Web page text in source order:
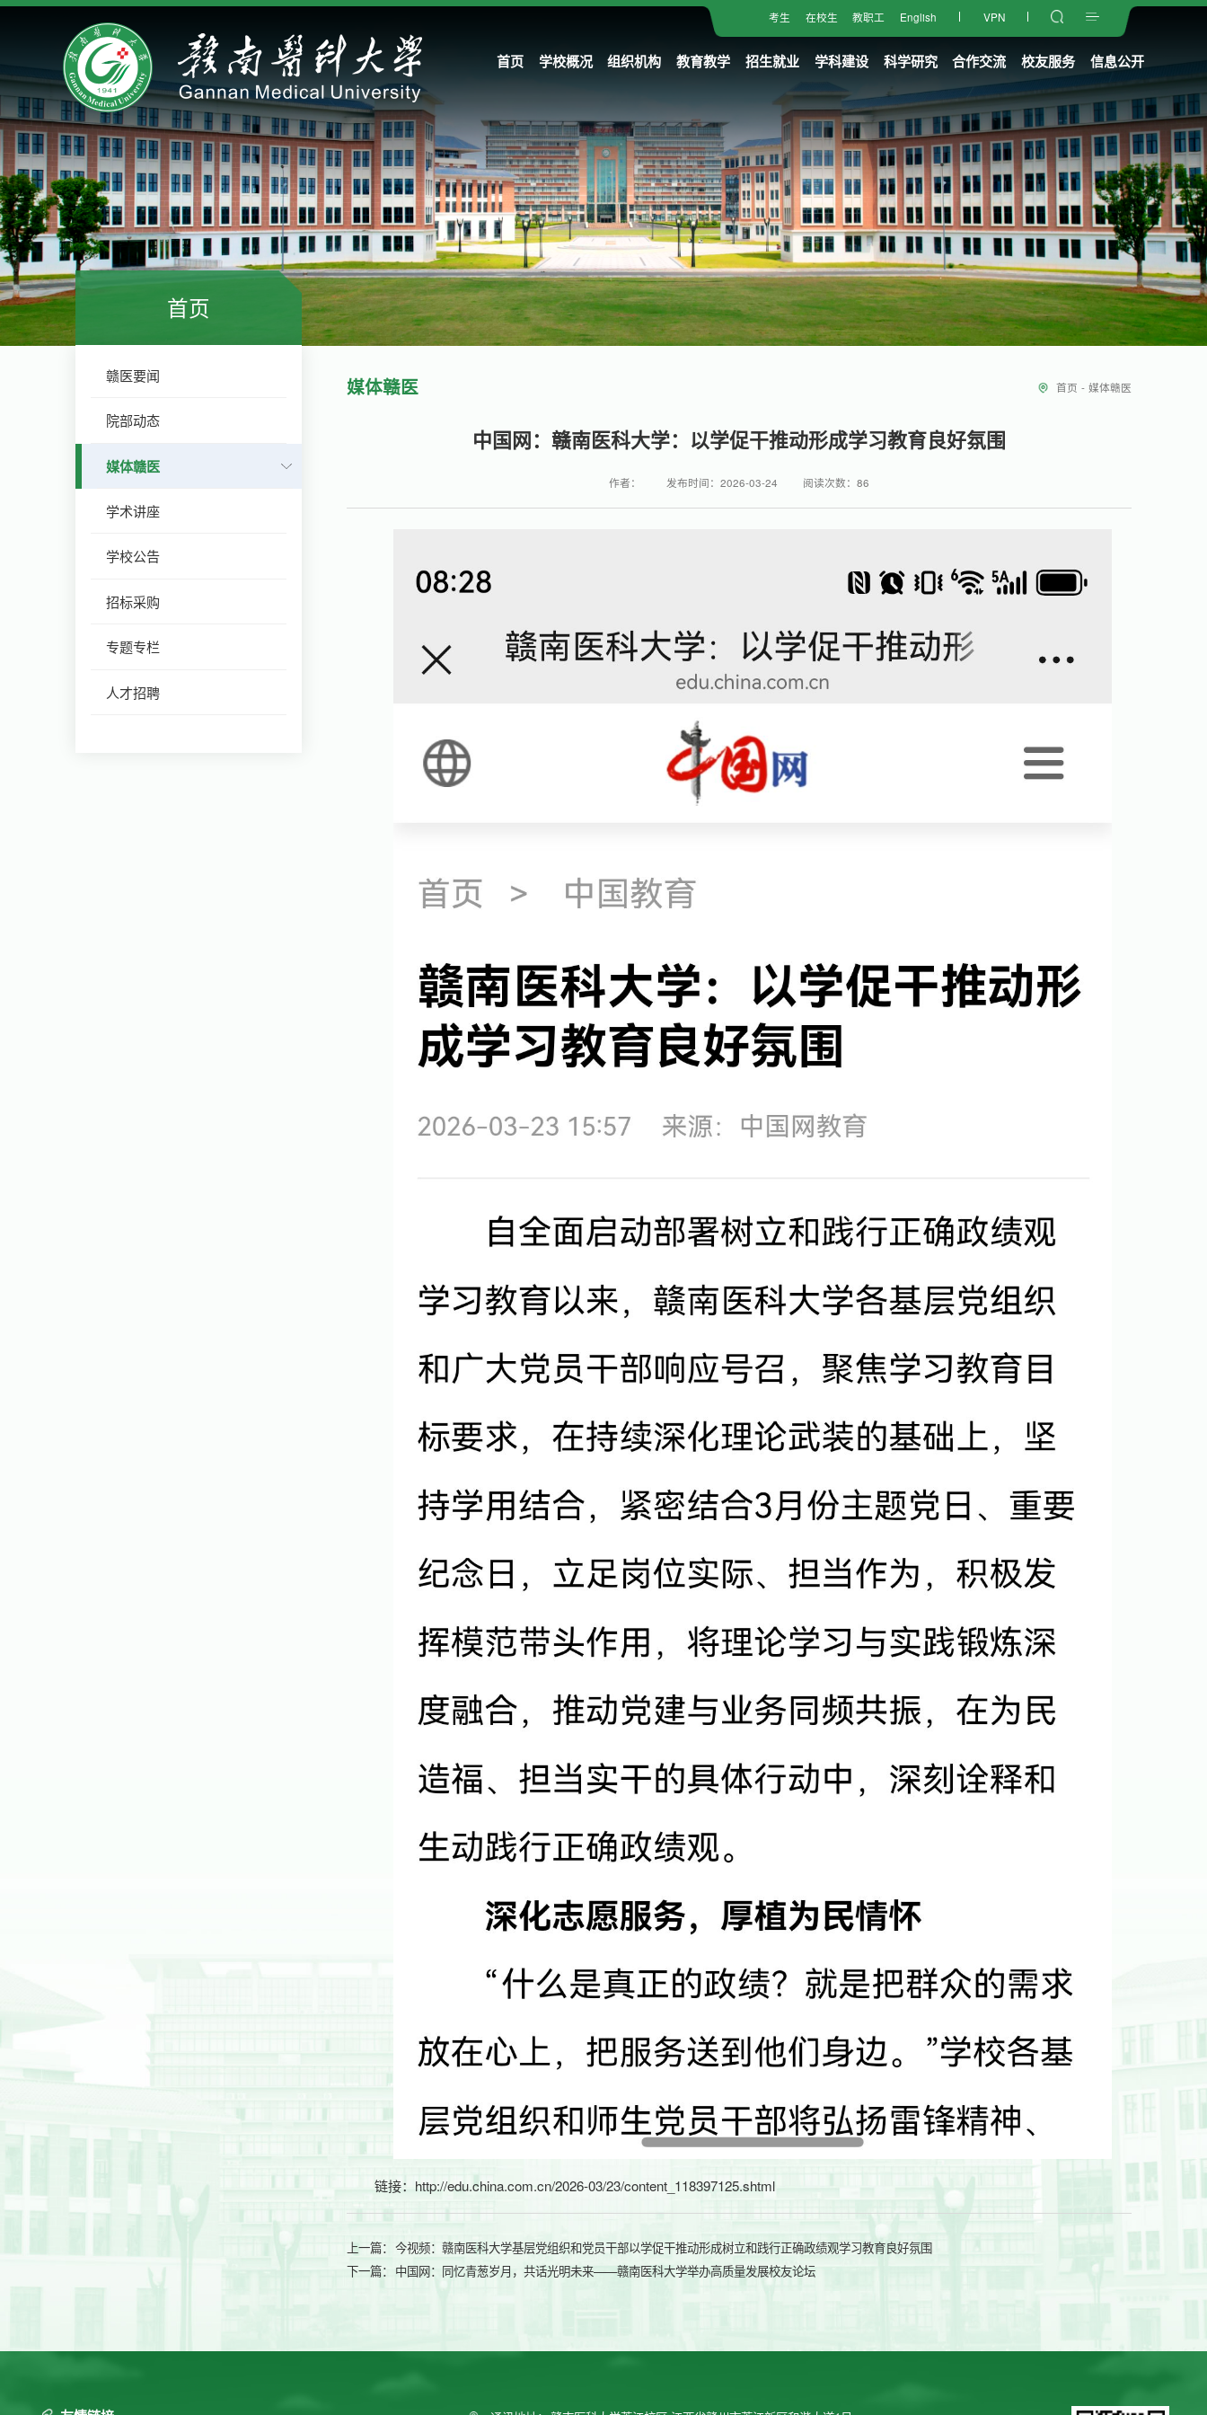
考生 在校生 教职工 English VPN
首页 学校概况 组织机构 教育教学 招生就业 学科建设 科学研究 合作交流 校友服务 信息公开
首页
赣医要闻
院部动态
媒体赣医
学术讲座
学校公告
招标采购
专题专栏
人才招聘
媒体赣医 首页 - 媒体赣医
中国网：赣南医科大学：以学促干推动形成学习教育良好氛围
作者： 发布时间：2026-03-24 阅读次数：86
链接： http://edu.china.com.cn/2026-03/23/content_118397125.shtml
上一篇： 今视频：赣南医科大学基层党组织和党员干部以学促干推动形成树立和践行正确政绩观学习教育良好氛围
下一篇： 中国网：同忆青葱岁月，共话光明未来——赣南医科大学举办高质量发展校友论坛